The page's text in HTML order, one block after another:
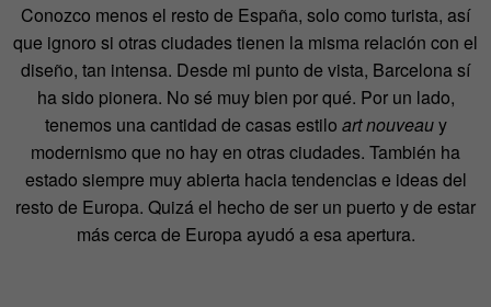
Conozco menos el resto de España, solo como turista, así
que ignoro si otras ciudades tienen la misma relación con el
diseño, tan intensa. Desde mi punto de vista, Barcelona sí
ha sido pionera. No sé muy bien por qué. Por un lado,
tenemos una cantidad de casas estilo art nouveauy
modernismo que no hay en otras ciudades. También ha
estado siempre muy abierta hacia tendencias e ideas del
resto de Europa. Quizá el hecho de ser un puerto y de estar
más cerca de Europa ayudó a esa apertura.